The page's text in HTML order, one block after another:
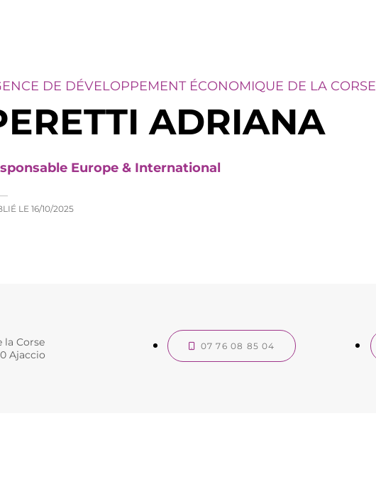
DE DÉVELOPPEMENT ÉCONOMIQUE DE LA CORSE
ADRIANA
Europe & International
LE 16/10/2025
la Corse
Ajaccio
07 76 08 85 04